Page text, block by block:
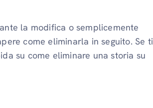
la modifica o semplicemente
come eliminarla in seguito. Se ti
su come eliminare una storia su